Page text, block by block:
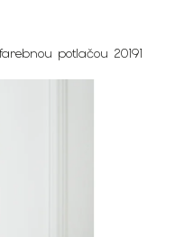
potlačou 20191